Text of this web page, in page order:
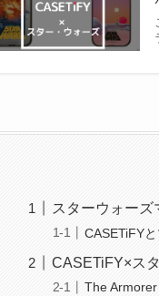
スターウォー
CASETiFY
CASETiFY×ス
The